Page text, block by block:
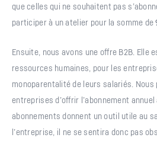
que celles qui ne souhaitent pas
participer à un atelier pour la somme de
Ensuite, nous avons une offre B2B. Elle
ressources humaines, pour les
monoparentalité de leurs salariés. Nous
entreprises d’offrir l’abonnement
abonnements donnent un outil utile au
l’entreprise, il ne se sentira donc pas